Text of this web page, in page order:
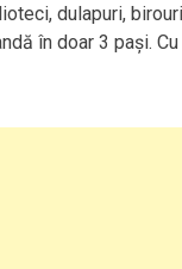
dulapuri,
în doar 3 paşi.